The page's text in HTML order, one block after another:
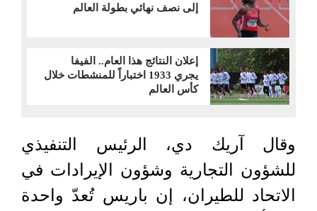
إلى نصف نهائي بطولة العالم
إعلان النتائج هذا العام.. الفيفا
يجري 1933 اختباراً للمنشطات خلال
كأس العالم
وقال آريك دي، الرئيس التنفيذي
للشؤون التجارية وشؤون الإيرادات في
الاتحاد للطيران، إن باريس تُعدّ واحدة